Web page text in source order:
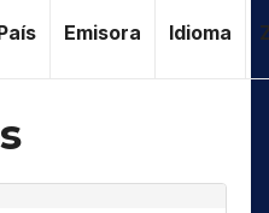
Emisora Idioma